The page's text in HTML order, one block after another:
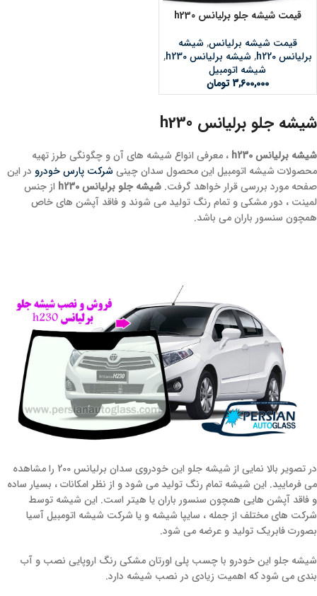
قیمت شیشه جلو برلیانس h230
قیمت شیشه برلیانس,شیشه
برلیانس h220
,شیشه برلیانس h230
,
شیشه اتومبیل
3,600,000تومان
شیشه جلو برلیانس h230
شیشه برلیانس h230
، معرفی انواع شیشه های آن و چگونگی طرز تهیه
محصولات شیشه اتومبیل این محصول سدان چینیشرکت پارس خودرو در این
صفحه مورد بررسی قرار خواهد گرفت. شیشه جلو برلیانس h230
از جنس
لمینت ، دور مشکی و تمام رنگ تولید می شوند و فاقد آپشن های خاص
همچون سنسور باران می باشد.
در تصویر بالا نمایی از شیشه جلو این خودروی سدان برلیانس 200 را مشاهده
می فرمایید. این شیشه تمام رنگ تولید می شود و از نظر امکانات ، بسیار ساده
و فاقد آپشن هایی همچون سنسور باران یا هیتر است. این شیشه توسط
شرکت های مختلف از جمله ، سایپا شیشه و یا شرکت شیشه اتومبیل آسیا
بصورت فابریک تولید و عرضه می شود.
شیشه جلو این خودرو با چسب پلی اورتان مشکی رنگ اروپایی نصب و آب
بندی می شود که اهمیت زیادی در نصب شیشه دارد.